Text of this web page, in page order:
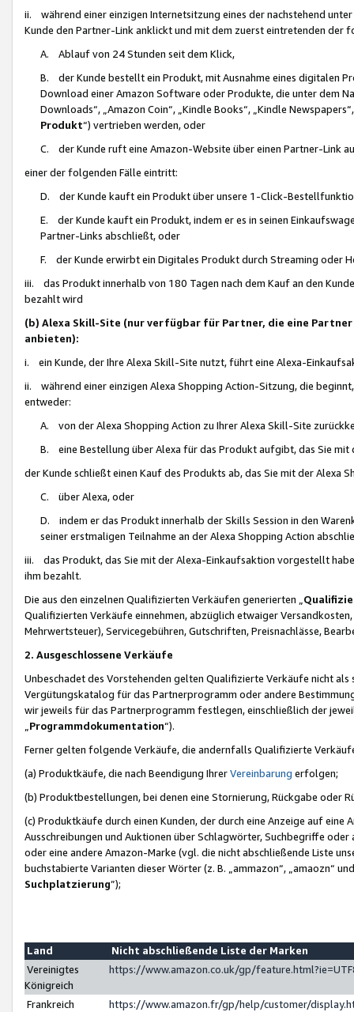
ii. während einer einzigen Internetsitzung eines der nachstehend
Kunde den Partner-Link anklickt und mit dem zuerst eintretenden der
A. Ablauf von 24 Stunden seit dem Klick,
B. der Kunde bestellt ein Produkt, mit Ausnahme eines digitalen
Download einer Amazon Software oder Produkte, die unter dem
Downloads“, „Amazon Coin“, „Kindle Books“, „Kindle
Produkt“) vertrieben werden, oder
C. der Kunde ruft eine Amazon-Website über einen Partner-Link
einer der folgenden Fälle eintritt:
D. der Kunde kauft ein Produkt über unsere 1-Click-
E. der Kunde kauft ein Produkt, indem er es in seinen
Partner-Links abschließt, oder
F. der Kunde erwirbt ein Digitales Produkt durch Streaming oder
iii. das Produkt innerhalb von 180 Tagen nach dem Kauf an den
bezahlt wird
(b) Alexa Skill-Site (nur verfügbar für Partner, die eine
anbieten):
i. ein Kunde, der Ihre Alexa Skill-Site nutzt, führt eine Alexa-
ii. während einer einzigen Alexa Shopping Action-Sitzung, die
entweder:
A. von der Alexa Shopping Action zu Ihrer Alexa Skill-Site
B. eine Bestellung über Alexa für das Produkt aufgibt, das Sie mit
der Kunde schließt einen Kauf des Produkts ab, das Sie mit der Alexa
C. über Alexa, oder
D. indem er das Produkt innerhalb der Skills Session in den
seiner erstmaligen Teilnahme an der Alexa Shopping Action
iii. das Produkt, das Sie mit der Alexa-Einkaufsaktion vorgestellt
ihm bezahlt.
Die aus den einzelnen Qualifizierten Verkäufen generierten „
Qualifizierten Verkäufe einnehmen, abzüglich etwaiger
Mehrwertsteuer), Servicegebühren, Gutschriften, Preisnachlässe,
2. Ausgeschlossene Verkäufe
Unbeschadet des Vorstehenden gelten Qualifizierte Verkäufe nicht
Vergütungskatalog für das Partnerprogramm oder andere
wir jeweils für das Partnerprogramm festlegen, einschließlich der
Programmdokumentation“).
Ferner gelten folgende Verkäufe, die andernfalls Qualifizierte
(a) Produktkäufe, die nach Beendigung IhrerVereinbarung erfolgen;
(b) Produktbestellungen, bei denen eine Stornierung, Rückgabe oder
(c) Produktkäufe durch einen Kunden, der durch eine Anzeige auf
Ausschreibungen und Auktionen über Schlagwörter, Suchbegriffe
oder eine andere Amazon-Marke (vgl. die nicht abschließende Liste
buchstabierte Varianten dieser Wörter (z. B. „ammazon“, „amaozn“
Suchplatzierung”);
Land
Nicht abschließende Liste der Marken
Vereinigtes
Königreich
https://www.amazon.co.uk/gp/
Frankreich
https://www.amazon.fr/gp/help/customer/